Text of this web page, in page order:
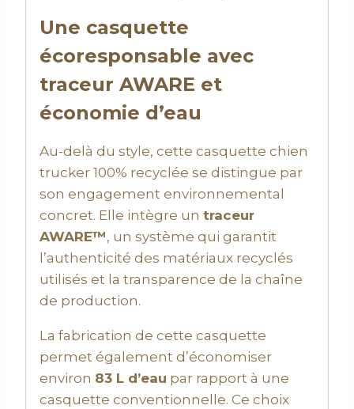
Une casquette
écoresponsable avec
traceur AWARE et
économie d’eau
Au-delà du style, cette casquette chien
trucker 100% recyclée se distingue par
son engagement environnemental
concret. Elle intègre un traceur
AWARE™, un système qui garantit
l’authenticité des matériaux recyclés
utilisés et la transparence de la chaîne
de production.
La fabrication de cette casquette
permet également d’économiser
environ 83 L d’eau par rapport à une
casquette conventionnelle. Ce choix